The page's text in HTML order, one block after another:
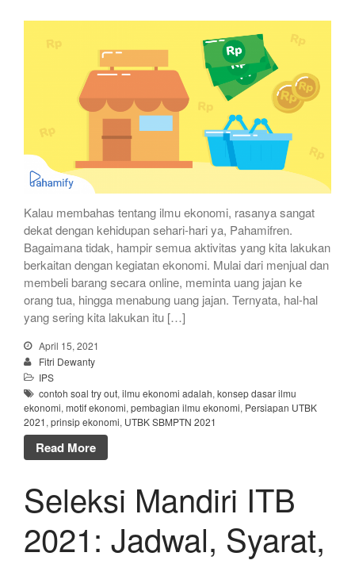
Kalau membahas tentang ilmu ekonomi, rasanya sangat
dekat dengan kehidupan sehari-hari ya, Pahamifren.
Bagaimana tidak, hampir semua aktivitas yang kita lakukan
berkaitan dengan kegiatan ekonomi. Mulai dari menjual dan
membeli barang secara online, meminta uang jajan ke
orang tua, hingga menabung uang jajan. Ternyata, hal-hal
yang sering kita lakukan itu […]
April 15, 2021
Fitri Dewanty
IPS
contoh soal try out, ilmu ekonomi adalah, konsep dasar ilmu
ekonomi, motif ekonomi, pembagian ilmu ekonomi, Persiapan UTBK
2021, prinsip ekonomi, UTBK SBMPTN 2021
Read More
Seleksi Mandiri ITB
2021: Jadwal, Syarat,